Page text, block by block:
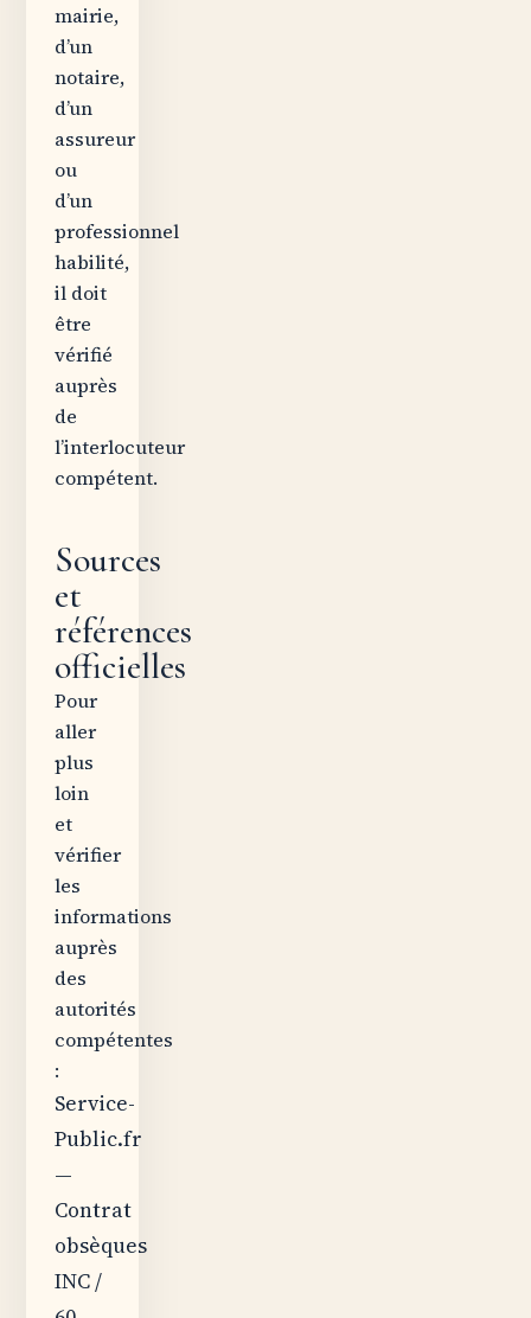
mairie,
d’un
notaire,
d’un
assureur
ou
d’un
professionnel
habilité,
il doit
être
vérifié
auprès
de
l’interlocuteur
compétent.
Sources
et
références
officielles
Pour
aller
plus
loin
et
vérifier
les
informations
auprès
des
autorités
compétentes
:
Service-
Public.fr
—
Contrat
obsèques
INC /